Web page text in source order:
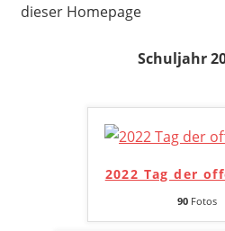
dieser Homepage
Schuljahr
2022 Tag der
90 Fotos